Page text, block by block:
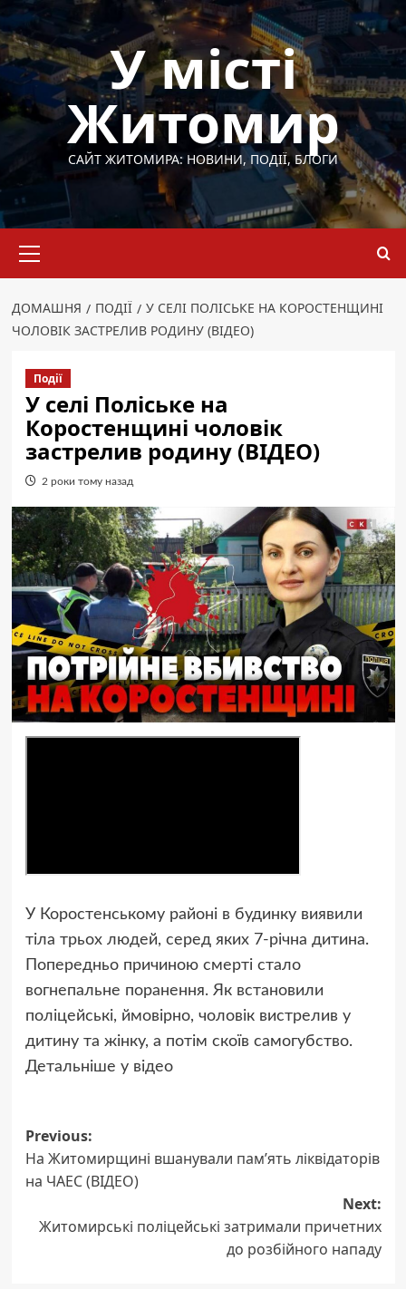
Перейти
до
вмісту
У місті
Житомир
САЙТ ЖИТОМИРА: НОВИНИ, ПОДІЇ, БЛОГИ
меню
ДОМАШНЯ ПОДІЇ
У СЕЛІ ПОЛІСЬКЕ НА КОРОСТЕНЩИНІ
ЧОЛОВІК ЗАСТРЕЛИВ РОДИНУ (ВІДЕО)
Події
У селі Поліське на
Коростенщині чоловік
застрелив родину (ВІДЕО)
2 роки тому назад
У Коростенському районі в будинку виявили
тіла трьох людей, серед яких 7-річна дитина.
Попередньо причиною смерті стало
вогнепальне поранення. Як встановили
поліцейські, ймовірно, чоловік вистрелив у
дитину та жінку, а потім скоїв самогубство.
Детальніше у відео
Post
navigation
Previous:
На Житомирщині вшанували пам’ять ліквідаторів
на ЧАЕС (ВІДЕО)
Next:
Житомирські поліцейські затримали причетних
до розбійного нападу